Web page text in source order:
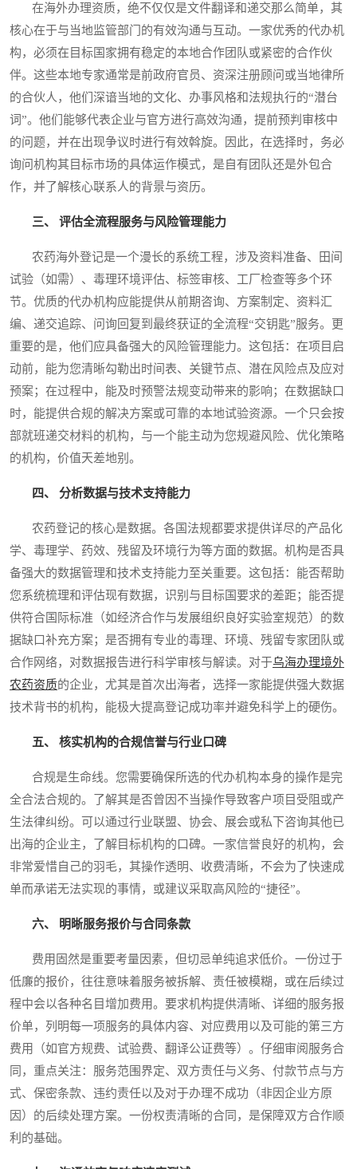
在海外办理资质，绝不仅仅是文件翻译和递交那么简单，其
核心在于与当地监管部门的有效沟通与互动。一家优秀的代办机
构，必须在目标国家拥有稳定的本地合作团队或紧密的合作伙
伴。这些本地专家通常是前政府官员、资深注册顾问或当地律所
的合伙人，他们深谙当地的文化、办事风格和法规执行的“潜台
词”。他们能够代表企业与官方进行高效沟通，提前预判审核中
的问题，并在出现争议时进行有效斡旋。因此，在选择时，务必
询问机构其目标市场的具体运作模式，是自有团队还是外包合
作，并了解核心联系人的背景与资历。
三、 评估全流程服务与风险管理能力
农药海外登记是一个漫长的系统工程，涉及资料准备、田间
试验（如需）、毒理环境评估、标签审核、工厂检查等多个环
节。优质的代办机构应能提供从前期咨询、方案制定、资料汇
编、递交追踪、问询回复到最终获证的全流程“交钥匙”服务。更
重要的是，他们应具备强大的风险管理能力。这包括：在项目启
动前，能为您清晰勾勒出时间表、关键节点、潜在风险点及应对
预案；在过程中，能及时预警法规变动带来的影响；在数据缺口
时，能提供合规的解决方案或可靠的本地试验资源。一个只会按
部就班递交材料的机构，与一个能主动为您规避风险、优化策略
的机构，价值天差地别。
四、 分析数据与技术支持能力
农药登记的核心是数据。各国法规都要求提供详尽的产品化
学、毒理学、药效、残留及环境行为等方面的数据。机构是否具
备强大的数据管理和技术支持能力至关重要。这包括：能否帮助
您系统梳理和评估现有数据，识别与目标国要求的差距；能否提
供符合国际标准（如经济合作与发展组织良好实验室规范）的数
据缺口补充方案；是否拥有专业的毒理、环境、残留专家团队或
合作网络，对数据报告进行科学审核与解读。对于乌海办理境外
农药资质的企业，尤其是首次出海者，选择一家能提供强大数据
技术背书的机构，能极大提高登记成功率并避免科学上的硬伤。
五、 核实机构的合规信誉与行业口碑
合规是生命线。您需要确保所选的代办机构本身的操作是完
全合法合规的。了解其是否曾因不当操作导致客户项目受阻或产
生法律纠纷。可以通过行业联盟、协会、展会或私下咨询其他已
出海的企业主，了解目标机构的口碑。一家信誉良好的机构，会
非常爱惜自己的羽毛，其操作透明、收费清晰，不会为了快速成
单而承诺无法实现的事情，或建议采取高风险的“捷径”。
六、 明晰服务报价与合同条款
费用固然是重要考量因素，但切忌单纯追求低价。一份过于
低廉的报价，往往意味着服务被拆解、责任被模糊，或在后续过
程中会以各种名目增加费用。要求机构提供清晰、详细的服务报
价单，列明每一项服务的具体内容、对应费用以及可能的第三方
费用（如官方规费、试验费、翻译公证费等）。仔细审阅服务合
同，重点关注：服务范围界定、双方责任与义务、付款节点与方
式、保密条款、违约责任以及对于办理不成功（非因企业方原
因）的后续处理方案。一份权责清晰的合同，是保障双方合作顺
利的基础。